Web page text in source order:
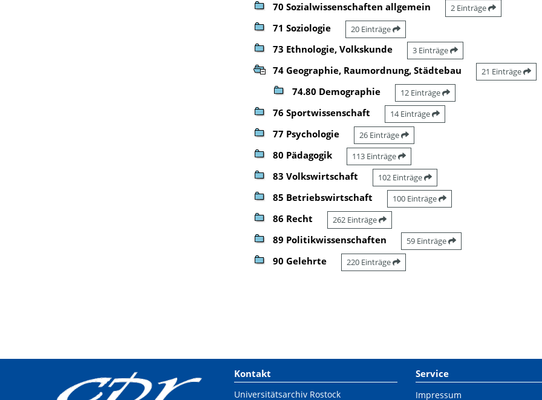
70 Sozialwissenschaften allgemein 2 Einträge
71 Soziologie 20 Einträge
73 Ethnologie, Volkskunde 3 Einträge
74 Geographie, Raumordnung, Städtebau 21 Einträge
74.80 Demographie 12 Einträge
76 Sportwissenschaft 14 Einträge
77 Psychologie 26 Einträge
80 Pädagogik 113 Einträge
83 Volkswirtschaft 102 Einträge
85 Betriebswirtschaft 100 Einträge
86 Recht 262 Einträge
89 Politikwissenschaften 59 Einträge
90 Gelehrte 220 Einträge
Kontakt
Universitätsarchiv Rostock
Service
Impressum